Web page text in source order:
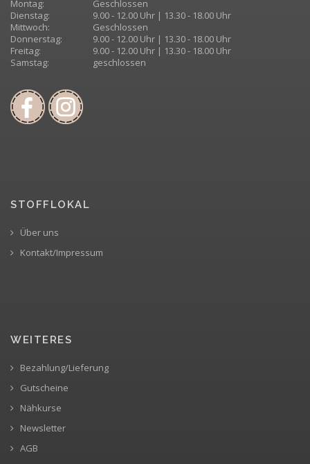
Montag:
Geschlossen
Dienstag:
9.00 - 12.00 Uhr | 13.30 - 18.00 Uhr
Mittwoch:
Geschlossen
Donnerstag:
9.00 - 12.00 Uhr | 13.30 - 18.00 Uhr
Freitag:
9.00 - 12.00 Uhr | 13.30 - 18.00 Uhr
Samstag:
geschlossen
STOFFLOKAL
Über uns
Kontakt/Impressum
WEITERES
Bezahlung/Lieferung
Gutscheine
Nähkurse
Newsletter
AGB